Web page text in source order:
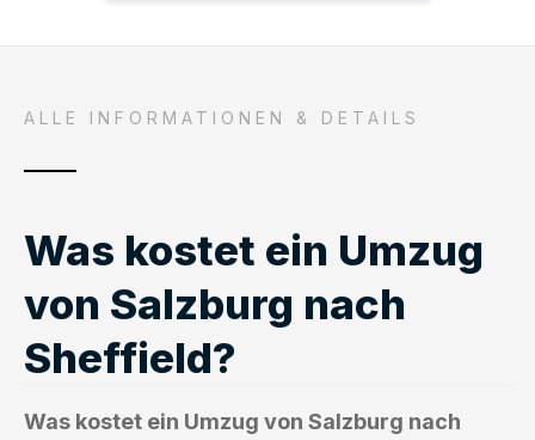
ALLE INFORMATIONEN & DETAILS
Was kostet ein Umzug
von Salzburg nach
Sheffield?
Was kostet ein Umzug von Salzburg nach